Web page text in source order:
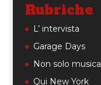
Rubriche
L’ intervista
Garage Days
Non solo musica
Qui New York